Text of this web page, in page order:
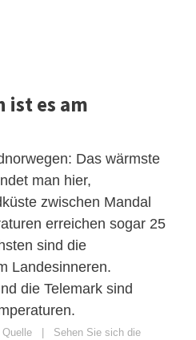
ist es am
Das wärmste
man hier,
zwischen Mandal
erreichen sogar 25
sind die
Landesinneren.
die Telemark sind
Sehen Sie sich die